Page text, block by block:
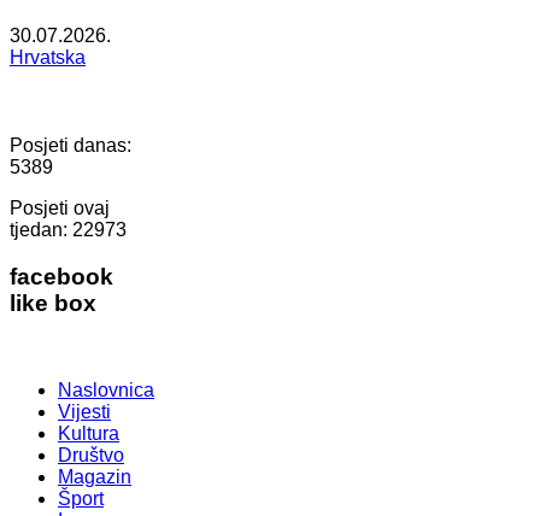
30.07.2026.
Hrvatska
Posjeti danas:
5389
Posjeti ovaj
tjedan: 22973
facebook
like box
Naslovnica
Vijesti
Kultura
Društvo
Magazin
Šport